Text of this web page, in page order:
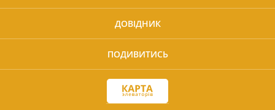
ДОВІДНИК
ПОДИВИТИСЬ